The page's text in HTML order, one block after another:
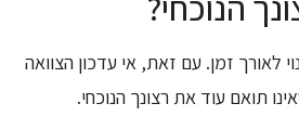
לאורך זמן. עם זאת, אי עדכון הצוואה
תואם עוד את רצונך הנוכחי.